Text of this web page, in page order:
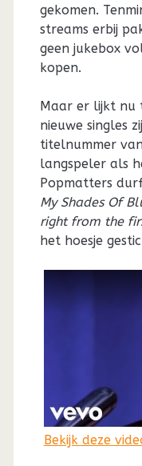
gekomen.
streams erbij
geen jukebox
kopen.
Maar er lijkt nu
nieuwe singles
titelnummer
langspeler als
Popmatters
My Shades Of
right from the
het hoesje
Bekijk deze